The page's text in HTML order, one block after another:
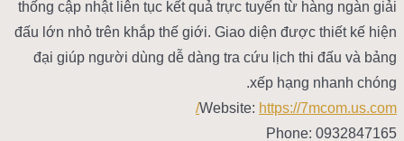
thống cập nhật liên tục kết quả trực tuyến từ hàng ngàn giải
đấu lớn nhỏ trên khắp thế giới. Giao diện được thiết kế hiện
đại giúp người dùng dễ dàng tra cứu lịch thi đấu và bảng
xếp hạng nhanh chóng.
Website: https://7mcom.us.com/
Phone: 0932847165